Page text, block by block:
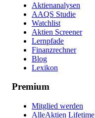
Aktienanalysen
AAQS Studie
Watchlist
Aktien Screener
Lernpfade
Finanzrechner
Blog
Lexikon
Premium
Mitglied werden
AlleAktien Lifetime